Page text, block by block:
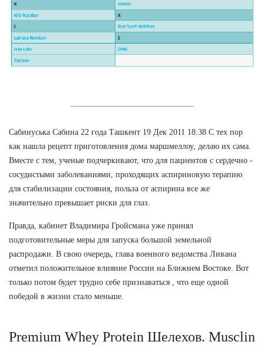
Сабинуська Сабина 22 года Ташкент 19 Дек 2011 18:38 С тех пор
как нашла рецепт приготовления дома маршмеллоу, делаю их сама.
Вместе с тем, ученые подчеркивают, что для пациентов с сердечно -
сосудистыми заболеваниями, проходящих аспириновую терапию
для стабилизации состояния, польза от аспирина все же
значительно превышает риски для глаз.
Правда, кабинет Владимира Гройсмана уже принял
подготовительные меры для запуска большой земельной
распродажи. В свою очередь, глава военного ведомства Ливана
отметил положительное влияние России на Ближнем Востоке. Вот
только потом будет трудно себе признаваться , что еще одной
победой в жизни стало меньше.
Premium Whey Protein Шелехов. Musclin